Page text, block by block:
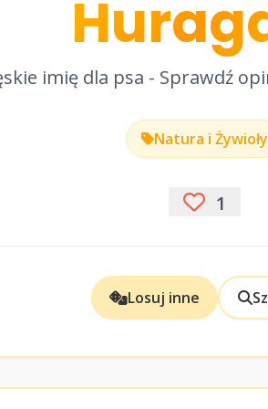
imię dla psa - Sprawdź
Natura i Żywioły
1
Losuj inne